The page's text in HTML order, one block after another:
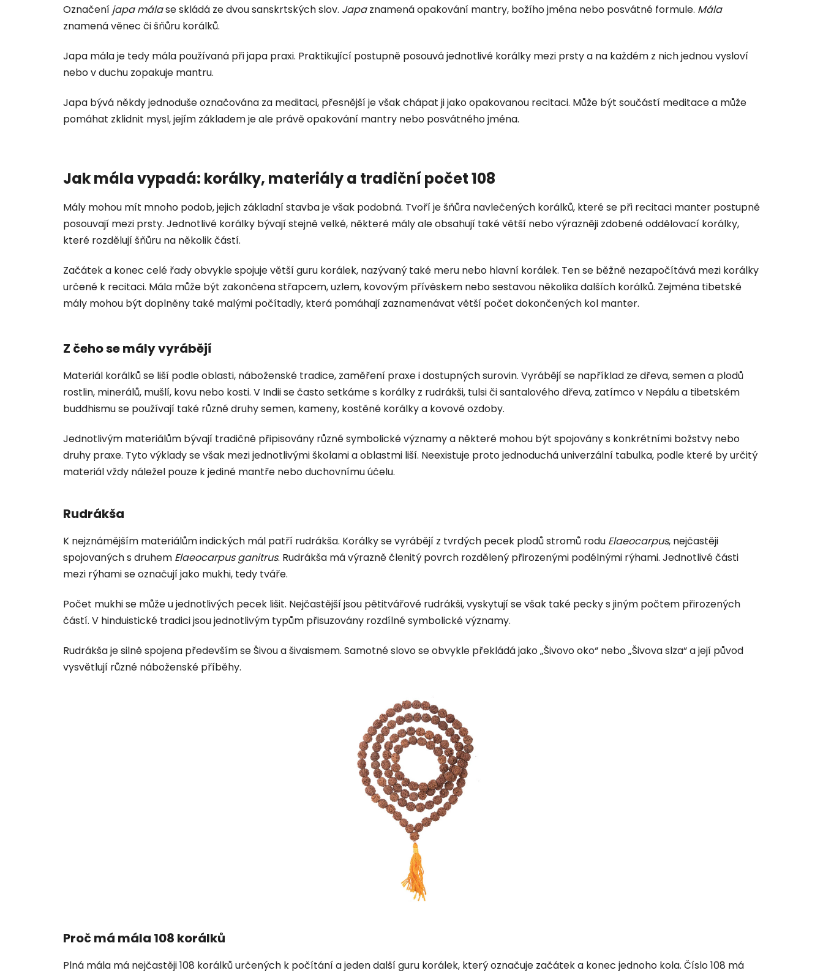
Označení japa málase skládá ze dvou sanskrtských slov. Japaznamená opakování mantry, božího jména nebo posvátné formule. Mála
znamená věnec či šňůru korálků.
Japa mála je tedy mála používaná při japa praxi. Praktikující postupně posouvá jednotlivé korálky mezi prsty a na každém z nich jednou vysloví
nebo v duchu zopakuje mantru.
Japa bývá někdy jednoduše označována za meditaci, přesnější je však chápat ji jako opakovanou recitaci. Může být součástí meditace a může
pomáhat zklidnit mysl, jejím základem je ale právě opakování mantry nebo posvátného jména.
Jak mála vypadá: korálky, materiály a tradiční počet 108
Mály mohou mít mnoho podob, jejich základní stavba je však podobná. Tvoří je šňůra navlečených korálků, které se při recitaci manter postupně
posouvají mezi prsty. Jednotlivé korálky bývají stejně velké, některé mály ale obsahují také větší nebo výrazněji zdobenéoddělovací korálky,
které rozdělují šňůru na několik částí.
Začátek a konec celé řady obvykle spojuje větší guru korálek, nazývaný také meru nebo hlavní korálek. Ten se běžně nezapočítává mezi korálky
určené k recitaci. Mála může být zakončena střapcem, uzlem, kovovým přívěskem nebo sestavou několika dalších korálků. Zejména tibetské
mály mohou být doplněny také malými počítadly, která pomáhají zaznamenávat větší počet dokončených kol manter.
Z čeho se mály vyrábějí
Materiál korálků se liší podle oblasti, náboženské tradice, zaměření praxe i dostupných surovin. Vyrábějí se například ze dřeva, semen a plodů
rostlin, minerálů, mušlí, kovu nebo kosti. V Indii se často setkáme s korálky z rudrákši, tulsi či santalového dřeva, zatímco v Nepálu a tibetském
buddhismu se používají také různé druhy semen, kameny, kostěné korálky a kovové ozdoby.
Jednotlivým materiálům bývají tradičně připisovány různé symbolické významy a některé mohou být spojovány s konkrétními božstvy nebo
druhy praxe. Tyto výklady se však mezi jednotlivými školami a oblastmi liší. Neexistuje proto jednoduchá univerzální tabulka, podle které by určitý
materiál vždy náležel pouze k jediné mantře nebo duchovnímu účelu.
Rudrákša
K nejznámějším materiálům indických mál patří rudrákša. Korálky se vyrábějí z tvrdých pecek plodů stromů rodu Elaeocarpus, nejčastěji
spojovaných s druhem Elaeocarpus ganitrus. Rudrákša má výrazně členitý povrch rozdělený přirozenými podélnými rýhami. Jednotlivé části
mezi rýhami se označují jako mukhi, tedy tváře.
Počet mukhi se může u jednotlivých pecek lišit. Nejčastější jsou pětitvářové rudrákši, vyskytují se však také pecky s jiným počtem přirozených
částí. V hinduistické tradici jsou jednotlivým typům přisuzovány rozdílné symbolické významy.
Rudrákša je silně spojena především se Šivou a šivaismem. Samotné slovo se obvykle překládá jako „Šivovo oko“ nebo „Šivova slza“ a její původ
vysvětlují různé náboženské příběhy.
Proč má mála 108 korálků
Plná mála má nejčastěji108 korálků určených k počítánía jeden další guru korálek, který označuje začátek a konec jednoho kola. Číslo 108 má